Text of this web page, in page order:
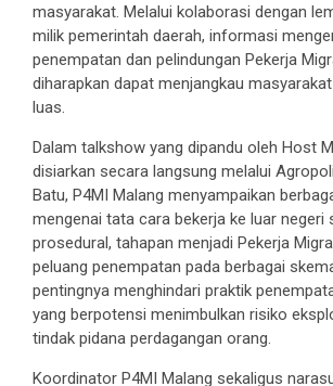
masyarakat. Melalui kolaborasi dengan
milik pemerintah daerah, informasi
penempatan dan pelindungan Pekerja
diharapkan dapat menjangkau
luas.
Dalam talkshow yang dipandu oleh Host
disiarkan secara langsung melalui
Batu, P4MI Malang menyampaikan
mengenai tata cara bekerja ke luar negeri
prosedural, tahapan menjadi Pekerja
peluang penempatan pada berbagai
pentingnya menghindari praktik
yang berpotensi menimbulkan risiko
tindak pidana perdagangan orang.
Koordinator P4MI Malang sekaligus